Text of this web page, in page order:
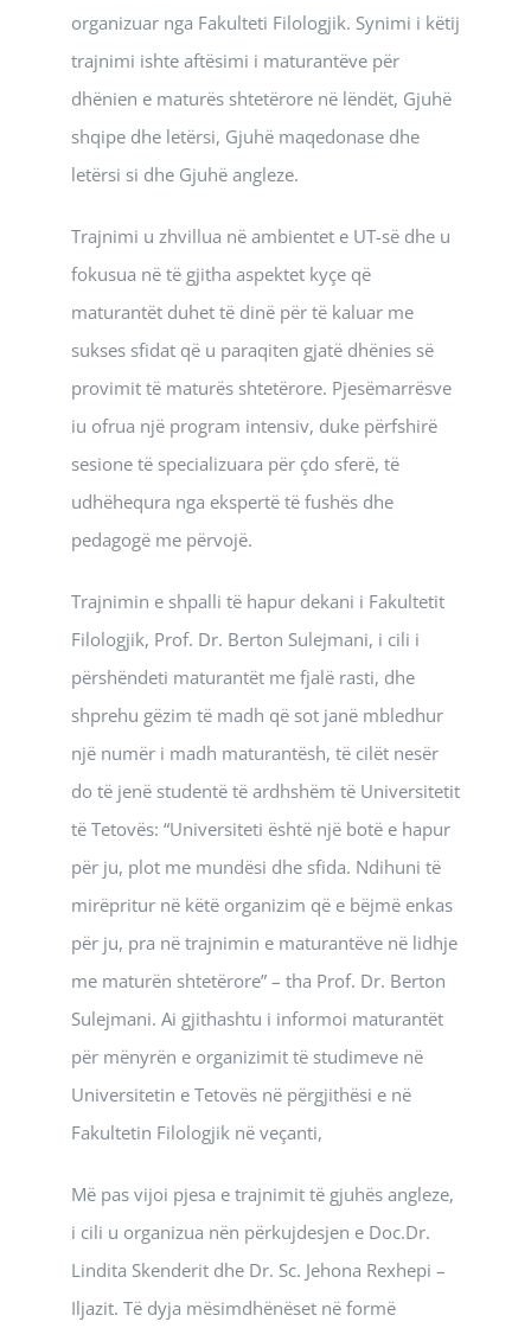
organizuar nga Fakulteti Filologjik. Synimi i këtij
trajnimi ishte aftësimi i maturantëve për
dhënien e maturës shtetërore në lëndët, Gjuhë
shqipe dhe letërsi, Gjuhë maqedonase dhe
letërsi si dhe Gjuhë angleze.
Trajnimi u zhvillua në ambientet e UT-së dhe u
fokusua në të gjitha aspektet kyçe që
maturantët duhet të dinë për të kaluar me
sukses sfidat që u paraqiten gjatë dhënies së
provimit të maturës shtetërore. Pjesëmarrësve
iu ofrua një program intensiv, duke përfshirë
sesione të specializuara për çdo sferë, të
udhëhequra nga ekspertë të fushës dhe
pedagogë me përvojë.
Trajnimin e shpalli të hapur dekani i Fakultetit
Filologjik, Prof. Dr. Berton Sulejmani, i cili i
përshëndeti maturantët me fjalë rasti, dhe
shprehu gëzim të madh që sot janë mbledhur
një numër i madh maturantësh, të cilët nesër
do të jenë studentë të ardhshëm të Universitetit
të Tetovës: “Universiteti është një botë e hapur
për ju, plot me mundësi dhe sfida. Ndihuni të
mirëpritur në këtë organizim që e bëjmë enkas
për ju, pra në trajnimin e maturantëve në lidhje
me maturën shtetërore” – tha Prof. Dr. Berton
Sulejmani. Ai gjithashtu i informoi maturantët
për mënyrën e organizimit të studimeve në
Universitetin e Tetovës në përgjithësi e në
Fakultetin Filologjik në veçanti,
Më pas vijoi pjesa e trajnimit të gjuhës angleze,
i cili u organizua nën përkujdesjen e Doc.Dr.
Lindita Skenderit dhe Dr. Sc. Jehona Rexhepi –
Iljazit. Të dyja mësimdhënëset në formë